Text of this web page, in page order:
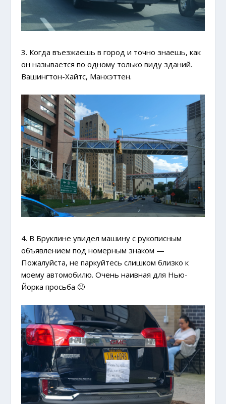
3. Когда въезжаешь в город и точно знаешь, как
он называется по одному только виду зданий.
Вашингтон-Хайтс, Манхэттен.
4. В Бруклине увидел машину с рукописным
объявлением под номерным знаком —
Пожалуйста, не паркуйтесь слишком близко к
моему автомобилю. Очень наивная для Нью-
Йорка просьба 🙂